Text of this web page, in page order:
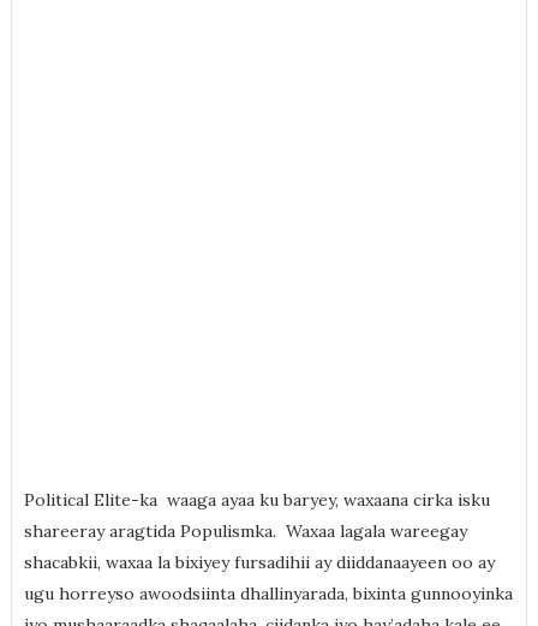
Political Elite-ka waaga ayaa ku baryey, waxaana cirka isku
shareeray aragtida Populismka. Waxaa lagala wareegay
shacabkii, waxaa la bixiyey fursadihii ay diiddanaayeen oo ay
ugu horreyso awoodsiinta dhallinyarada, bixinta gunnooyinka